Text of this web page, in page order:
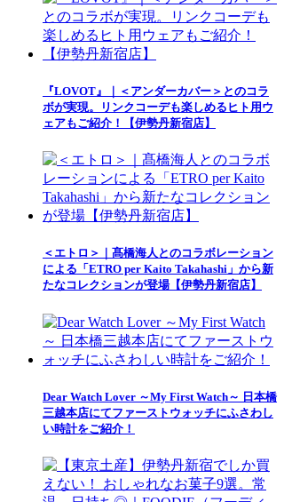
『LOVOT』｜＜アンダーカバー＞とのコラ
ボが実現。リンクコーデも楽しめるヒト用ウ
ェアもご紹介！【伊勢丹新宿店】
＜エトロ＞｜髙橋海人とのコラボレーション
による「ETRO per Kaito Takahashi」から新
たなコレクションが登場【伊勢丹新宿店】
Dear Watch Lover ～My First Watch～ 日本橋
三越本店にてファーストウォッチにふさわし
い時計をご紹介！